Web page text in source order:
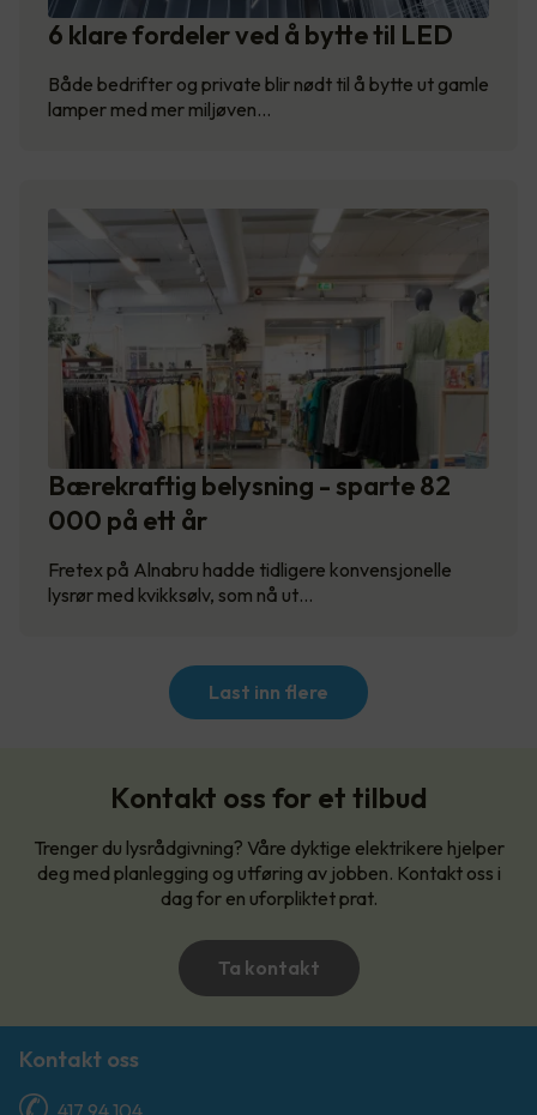
6 klare fordeler ved å bytte til LED
Både bedrifter og private blir nødt til å bytte ut gamle
lamper med mer miljøven…
Bærekraftig belysning - sparte 82
000 på ett år
Fretex på Alnabru hadde tidligere konvensjonelle
lysrør med kvikksølv, som nå ut…
Last inn flere
Kontakt oss for et tilbud
Trenger du lysrådgivning? Våre dyktige elektrikere hjelper
deg med planlegging og utføring av jobben. Kontakt oss i
dag for en uforpliktet prat.
Ta kontakt
Kontakt oss
417 94 104